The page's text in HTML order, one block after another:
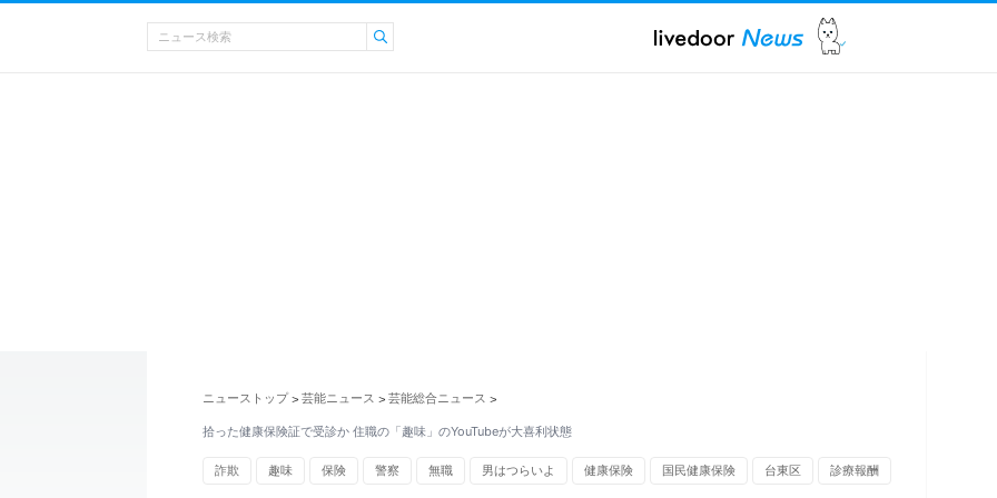
ニューストップ > 芸能ニュース > 芸能総合ニュース >
拾った健康保険証で受診か 住職の「趣味」のYouTubeが大喜利状態
詐欺 趣味 保険 警察 無職 男はつらいよ 健康保険 国民健康保険 台東区 診療報酬